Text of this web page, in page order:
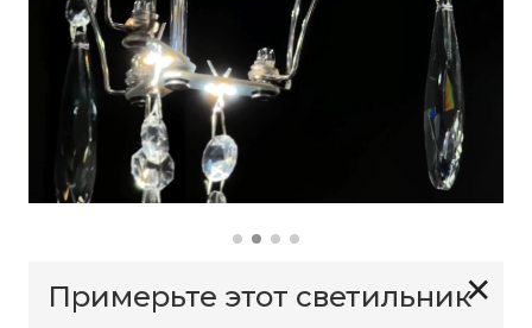
✕
Примерьте этот светильник